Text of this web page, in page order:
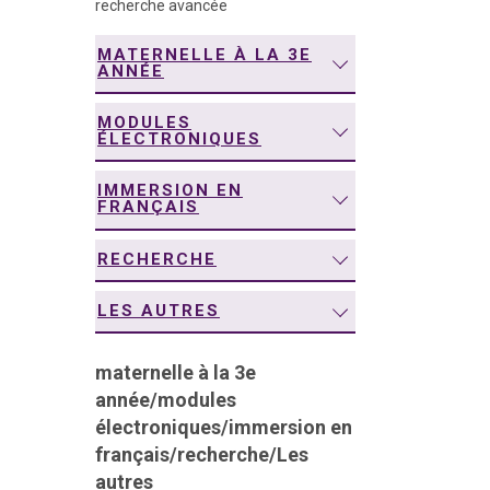
recherche avancée
MATERNELLE À LA 3E
ANNÉE
MODULES
ÉLECTRONIQUES
IMMERSION EN
FRANÇAIS
RECHERCHE
LES AUTRES
maternelle à la 3e
année/modules
électroniques/immersion en
français/recherche/Les
autres